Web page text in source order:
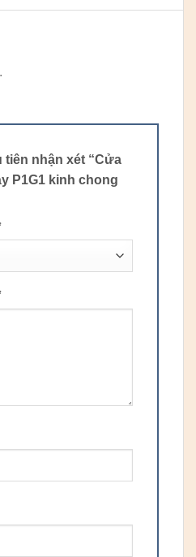
tiên nhận xét “Cửa
P1G1 kinh chong